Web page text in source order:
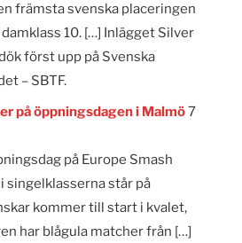
främsta svenska placeringen
10. […] Inlägget Silver
först upp på Svenska
– SBTF.
på öppningsdagen i Malmö7
på Europe Smash
singelklasserna står på
kommer till start i kvalet,
har blågula matcher från […]